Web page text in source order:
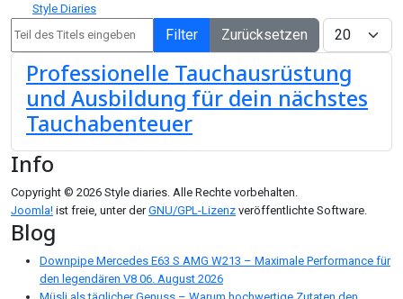
Style Diaries
Filter Zurücksetzen
Anzeige #
Professionelle Tauchausrüstung
und Ausbildung für dein nächstes
Tauchabenteuer
Info
Copyright © 2026 Style diaries. Alle Rechte vorbehalten.
Joomla! ist freie, unter derGNU/GPL-Lizenz veröffentlichte Software.
Blog
Downpipe Mercedes E63 S AMG W213 – Maximale Performance für
den legendären V8 06. August 2026